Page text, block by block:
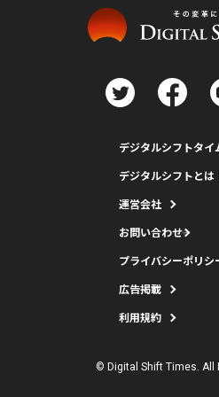
デジタルシフトタイ
デジタルシフトとは
運営会社
お問い合わせ
プライバシーポリシ
広告掲載
利用規約
© Digital Shift Times. All